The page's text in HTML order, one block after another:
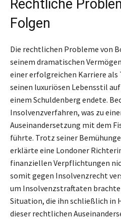
Rechtliche
Folgen
Die rechtlichen Probleme von
seinem dramatischen
einer erfolgreichen Karriere
seinen luxuriösen Lebensstil
einem Schuldenberg endete.
Insolvenzverfahren, was zu
Auseinandersetzung mit dem
führte. Trotz seiner
erklärte eine Londoner
finanziellen Verpflichtungen
somit gegen Insolvenzrecht
um Insolvenzstraftaten
Situation, die ihn schließlich in
dieser rechtlichen